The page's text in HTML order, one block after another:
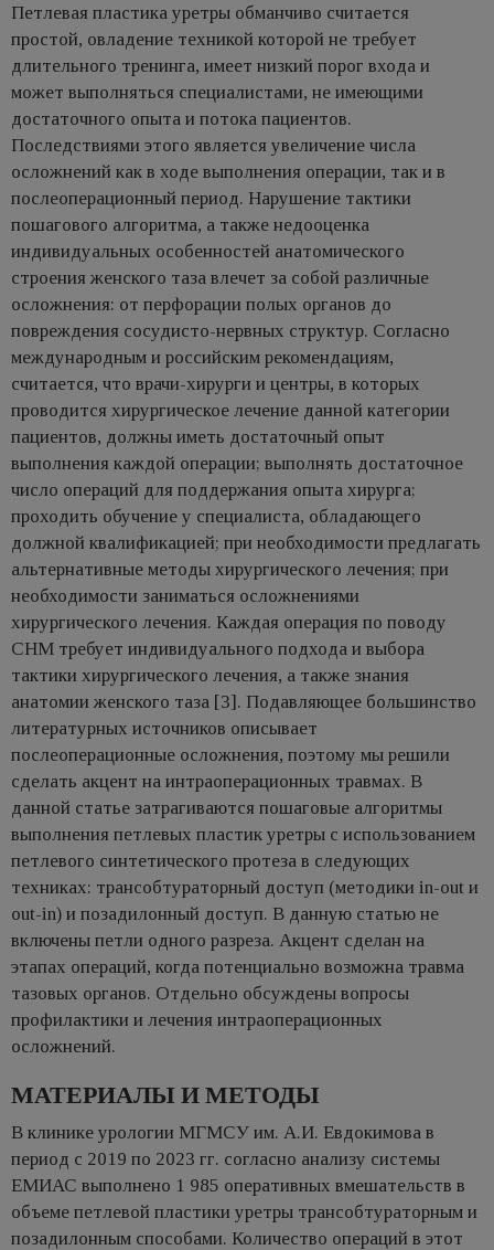
Петлевая пластика уретры обманчиво считается
простой, овладение техникой которой не требует
длительного тренинга, имеет низкий порог входа и
может выполняться специалистами, не имеющими
достаточного опыта и потока пациентов.
Последствиями этого является увеличение числа
осложнений как в ходе выполнения операции, так и в
послеоперационный период. Нарушение тактики
пошагового алгоритма, а также недооценка
индивидуальных особенностей анатомического
строения женского таза влечет за собой различные
осложнения: от перфорации полых органов до
повреждения сосудисто-нервных структур. Согласно
международным и российским рекомендациям,
считается, что врачи-хирурги и центры, в которых
проводится хирургическое лечение данной категории
пациентов, должны иметь достаточный опыт
выполнения каждой операции; выполнять достаточное
число операций для поддержания опыта хирурга;
проходить обучение у специалиста, обладающего
должной квалификацией; при необходимости предлагать
альтернативные методы хирургического лечения; при
необходимости заниматься осложнениями
хирургического лечения. Каждая операция по поводу
СНМ требует индивидуального подхода и выбора
тактики хирургического лечения, а также знания
анатомии женского таза [3]. Подавляющее большинство
литературных источников описывает
послеоперационные осложнения, поэтому мы решили
сделать акцент на интраоперационных травмах. В
данной статье затрагиваются пошаговые алгоритмы
выполнения петлевых пластик уретры с использованием
петлевого синтетического протеза в следующих
техниках: трансобтураторный доступ (методики in-out и
out-in) и позадилонный доступ. В данную статью не
включены петли одного разреза. Акцент сделан на
этапах операций, когда потенциально возможна травма
тазовых органов. Отдельно обсуждены вопросы
профилактики и лечения интраоперационных
осложнений.
МАТЕРИАЛЫ И МЕТОДЫ
В клинике урологии МГМСУ им. А.И. Евдокимова в
период с 2019 по 2023 гг. согласно анализу системы
ЕМИАС выполнено 1 985 оперативных вмешательств в
объеме петлевой пластики уретры трансобтураторным и
позадилонным способами. Количество операций в этот